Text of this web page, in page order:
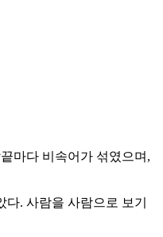
마다 비속어가 섞였으며,
. 사람을 사람으로 보기